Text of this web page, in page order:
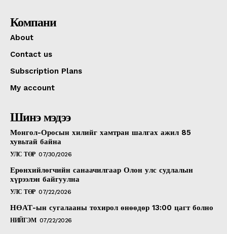
Компани
About
Contact us
Subscription Plans
My account
Шинэ мэдээ
Монгол-Оросын хилийг хамтран шалгах ажил 85
хувьтай байна
УЛС ТӨР 07/30/2026
Ерөнхийлөгчийн санаачилгаар Олон улс судлалын
хүрээлэн байгуулна
УЛС ТӨР 07/22/2026
НӨАТ-ын сугалааны тохирол өнөөдөр 13:00 цагт болно
НИЙГЭМ 07/22/2026